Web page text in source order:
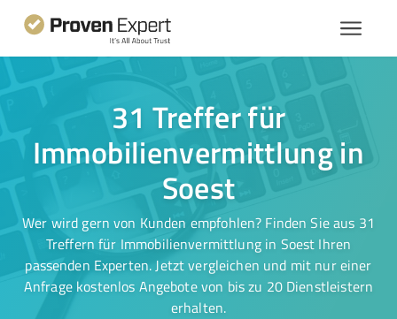
31 Treffer für
Immobilienvermittlung in
Soest
Wer wird gern von Kunden empfohlen? Finden Sie aus 31
Treffern für Immobilienvermittlung in Soest Ihren
passenden Experten. Jetzt vergleichen und mit nur einer
Anfrage kostenlos Angebote von bis zu 20 Dienstleistern
erhalten.